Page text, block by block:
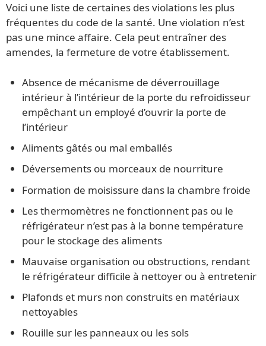
Voici une liste de certaines des violations les plus
fréquentes du code de la santé. Une violation n’est
pas une mince affaire. Cela peut entraîner des
amendes, la fermeture de votre établissement.
Absence de mécanisme de déverrouillage
intérieur à l’intérieur de la porte du refroidisseur
empêchant un employé d’ouvrir la porte de
l’intérieur
Aliments gâtés ou mal emballés
Déversements ou morceaux de nourriture
Formation de moisissure dans la chambre froide
Les thermomètres ne fonctionnent pas ou le
réfrigérateur n’est pas à la bonne température
pour le stockage des aliments
Mauvaise organisation ou obstructions, rendant
le réfrigérateur difficile à nettoyer ou à entretenir
Plafonds et murs non construits en matériaux
nettoyables
Rouille sur les panneaux ou les sols